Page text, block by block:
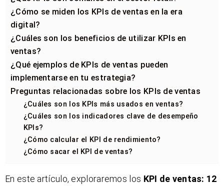
¿Cómo se miden los KPIs de ventas en la era
digital?
¿Cuáles son los beneficios de utilizar KPIs en
ventas?
¿Qué ejemplos de KPIs de ventas pueden
implementarse en tu estrategia?
Preguntas relacionadas sobre los KPIs de ventas
¿Cuáles son los KPIs más usados en ventas?
¿Cuáles son los indicadores clave de desempeño
KPIs?
¿Cómo calcular el KPI de rendimiento?
¿Cómo sacar el KPI de ventas?
En este artículo, exploraremos los KPI de ventas: 12